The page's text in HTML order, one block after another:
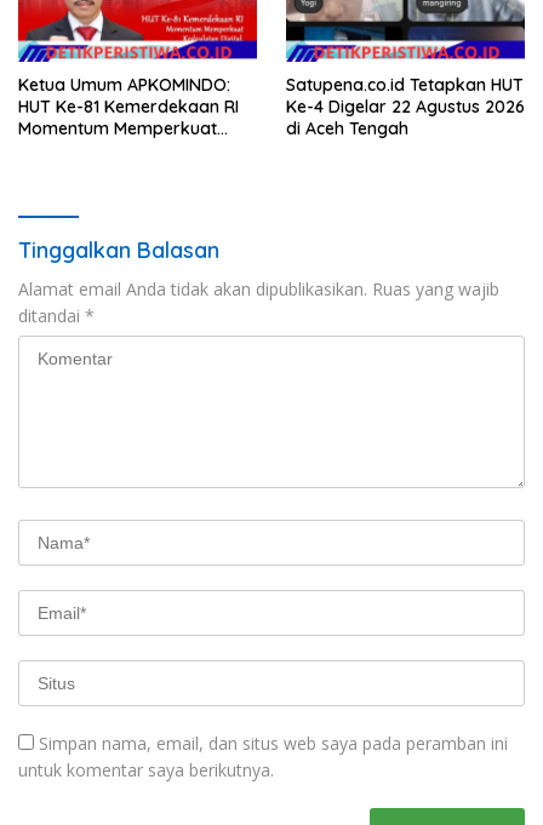
Ketua Umum APKOMINDO:
HUT Ke-81 Kemerdekaan RI
Momentum Memperkuat
Emas 2045
Satupena.co.id Tetapkan HUT
Ke-4 Digelar 22 Agustus 2026
di Aceh Tengah
Tinggalkan Balasan
Alamat email Anda tidak akan dipublikasikan. Ruas yang wajib
ditandai *
Simpan nama, email, dan situs web saya pada peramban ini
untuk komentar saya berikutnya.